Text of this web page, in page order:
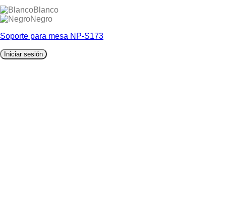
Blanco
Negro
Soporte para mesa NP-S173
Iniciar sesión